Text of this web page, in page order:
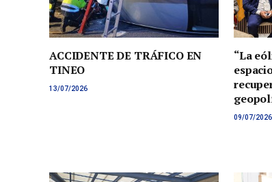
ACCIDENTE DE TRÁFICO EN
TINEO
13/07/2026
“La
09/07/2026